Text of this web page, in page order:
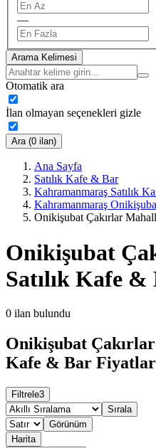
—
Arama Kelimesi
Otomatik ara
İlan olmayan seçenekleri gizle
Ara (0 ilan)
Ana Sayfa
Satılık Kafe & Bar
Kahramanmaraş Satılık
Kahramanmaraş
Onikişubat Çakırlar
Onikişubat
Satılık Kafe &
0 ilan bulundu
Onikişubat
Kafe & Bar
Filtrele3
Sırala
Görünüm
Harita